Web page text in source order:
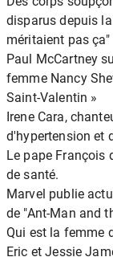
disparus depuis
méritaient pas ça"
Paul McCartney
femme Nancy
Saint-Valentin »
Irene Cara,
d'hypertension et
Le pape François
de santé.
Marvel publie
de "Ant-Man and
Qui est la femme
Eric et Jessie